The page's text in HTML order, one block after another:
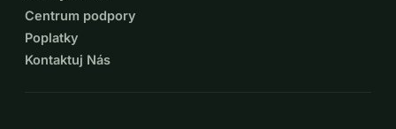
Centrum podpory
Poplatky
Kontaktuj Nás